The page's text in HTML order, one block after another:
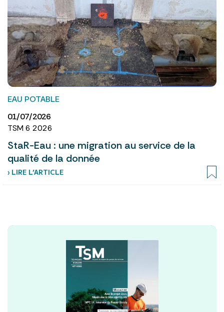
EAU POTABLE
01/07/2026
TSM 6 2026
StaR-Eau : une migration au service de la
qualité de la donnée
› LIRE L’ARTICLE